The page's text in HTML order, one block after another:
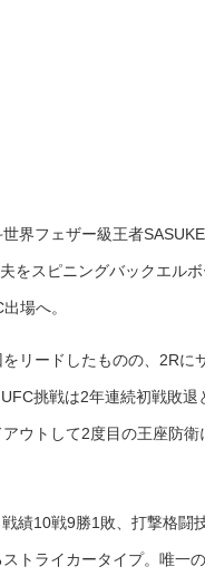
界フェザー級王者
をスピニングバックエル
場へ。
リードしたものの、2Rに
挑戦は2年連続初戦敗
ウトして2度目の王座防
績10戦9勝1敗、打撃格闘
トライカータイプ。唯一